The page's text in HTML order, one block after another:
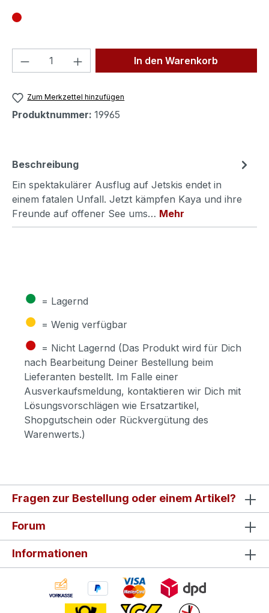
Produkt Anzahl: Gib denIn den Warenkorb
Zum Merkzettel hinzufügen
Produktnummer: 19965
Beschreibung
Ein spektakulärer Ausflug auf Jetskis endet in
einem fatalen Unfall. Jetzt kämpfen Kaya und ihre
Freunde auf offener See ums… Mehr
● = Lagernd
● = Wenig verfügbar
● = Nicht Lagernd (Das Produkt wird für Dich
nach Bearbeitung Deiner Bestellung beim
Lieferanten bestellt. Im Falle einer
Ausverkaufsmeldung, kontaktieren wir Dich mit
Lösungsvorschlägen wie Ersatzartikel,
Shopgutschein oder Rückvergütung des
Warenwerts.)
Fragen zur Bestellung oder einem Artikel?
Forum
Informationen